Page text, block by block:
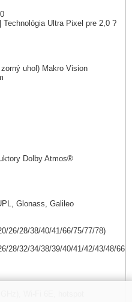
Ultra Pixel pre 2,0 ?
uhol) Makro Vision
Dolby Atmos®
Glonass, Galileo
26/28/38/40/41/66/75/77/78)
28/32/34/38/39/40/41/42/43/48/66